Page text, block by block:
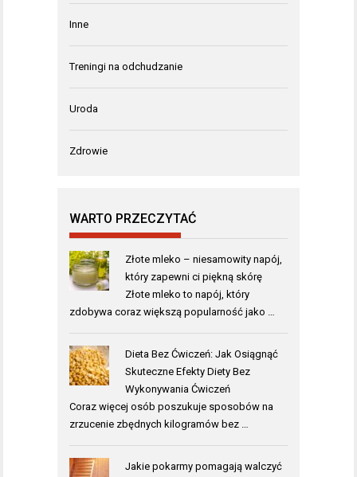
Inne
Treningi na odchudzanie
Uroda
Zdrowie
WARTO PRZECZYTAĆ
Złote mleko – niesamowity napój,
który zapewni ci piękną skórę
Złote mleko to napój, który
zdobywa coraz większą popularność jako …
Dieta Bez Ćwiczeń: Jak Osiągnąć
Skuteczne Efekty Diety Bez
Wykonywania Ćwiczeń
Coraz więcej osób poszukuje sposobów na
zrzucenie zbędnych kilogramów bez …
Jakie pokarmy pomagają walczyć